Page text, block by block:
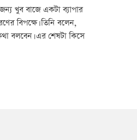
খুব বাজে একটা ব্যাপার
বিপক্ষে। তিনি বলেন,
বলবেন। এর শেষটা কিসে